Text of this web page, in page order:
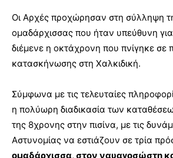
Οι Αρχές προχώρησαν στη σύλληψη
ομαδάρχισσας που ήταν υπεύθυνη για
διέμενε η οκτάχρονη που πνίγηκε σε
κατασκήνωσης στη Χαλκιδική.
Σύμφωνα με τις τελευταίες
η πολύωρη διαδικασία των
της 8χρονης στην πισίνα, με τις
Αστυνομίας να εστιάζουν σε τρία
ομαδάρχισσα, στον ναυαγοσώστη